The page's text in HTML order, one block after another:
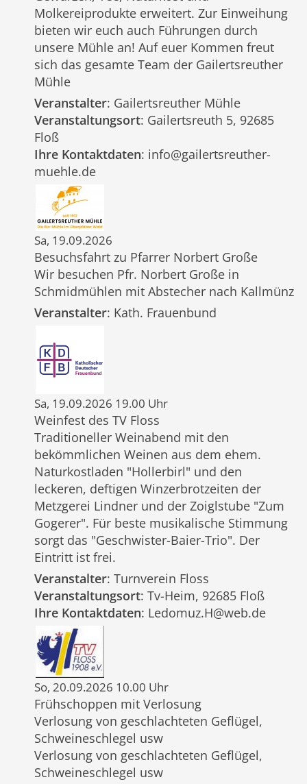
Molkereiprodukte erweitert. Zur Einweihung
bieten wir euch auch Führungen durch
unsere Mühle an! Auf euer Kommen freut
sich das gesamte Team der Gailertsreuther
Mühle
Veranstalter: Gailertsreuther Mühle
Veranstaltungsort: Gailertsreuth 5, 92685
Floß
Ihre Kontaktdaten: info@gailertsreuther-
muehle.de
Sa, 19.09.2026
Besuchsfahrt zu Pfarrer Norbert Große
Wir besuchen Pfr. Norbert Große in
Schmidmühlen mit Abstecher nach Kallmünz
Veranstalter: Kath. Frauenbund
Sa, 19.09.2026 19.00 Uhr
Weinfest des TV Floss
Traditioneller Weinabend mit den
bekömmlichen Weinen aus dem ehem.
Naturkostladen "Hollerbirl" und den
leckeren, deftigen Winzerbrotzeiten der
Metzgerei Lindner und der Zoiglstube "Zum
Gogerer". Für beste musikalische Stimmung
sorgt das "Geschwister-Baier-Trio". Der
Eintritt ist frei.
Veranstalter: Turnverein Floss
Veranstaltungsort: Tv-Heim, 92685 Floß
Ihre Kontaktdaten: Ledomuz.H@web.de
So, 20.09.2026 10.00 Uhr
Frühschoppen mit Verlosung
Verlosung von geschlachteten Geflügel,
Schweineschlegel usw
Verlosung von geschlachteten Geflügel,
Schweineschlegel usw